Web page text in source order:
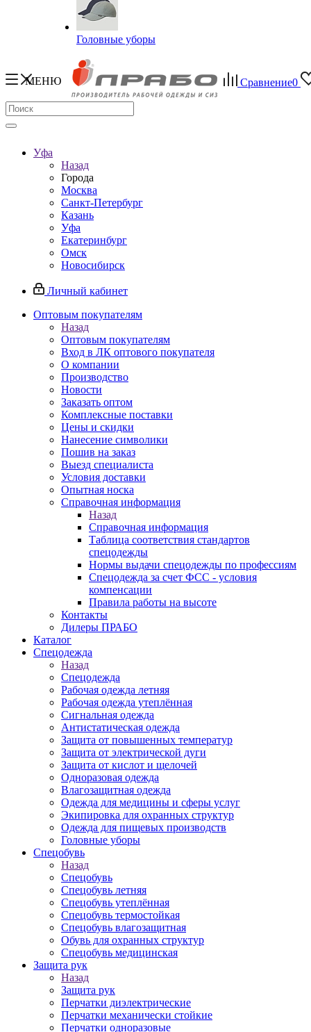
Головные уборы
МЕНЮ Сравнение0
Уфа
Назад
Города
Москва
Санкт-Петербург
Казань
Уфа
Екатеринбург
Омск
Новосибирск
Личный кабинет
Оптовым покупателям
Назад
Оптовым покупателям
Вход в ЛК оптового покупателя
О компании
Производство
Новости
Заказать оптом
Комплексные поставки
Цены и скидки
Нанесение символики
Пошив на заказ
Выезд специалиста
Условия доставки
Опытная носка
Справочная информация
Назад
Справочная информация
Таблица соответствия стандартов
спецодежды
Нормы выдачи спецодежды по профессиям
Спецодежда за счет ФСС - условия
компенсации
Правила работы на высоте
Контакты
Дилеры ПРАБО
Каталог
Спецодежда
Назад
Спецодежда
Рабочая одежда летняя
Рабочая одежда утеплённая
Сигнальная одежда
Антистатическая одежда
Защита от повышенных температур
Защита от электрической дуги
Защита от кислот и щелочей
Одноразовая одежда
Влагозащитная одежда
Одежда для медицины и сферы услуг
Экипировка для охранных структур
Одежда для пищевых производств
Головные уборы
Спецобувь
Назад
Спецобувь
Спецобувь летняя
Спецобувь утеплённая
Спецобувь термостойкая
Спецобувь влагозащитная
Обувь для охранных структур
Спецобувь медицинская
Защита рук
Назад
Защита рук
Перчатки диэлектрические
Перчатки механически стойкие
Перчатки одноразовые